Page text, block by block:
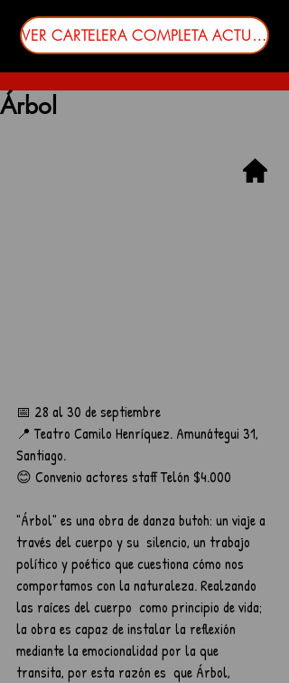
VER CARTELERA COMPLETA ACTUALIZADA
Árbol
📅 28 al 30 de septiembre
📍 Teatro Camilo Henríquez. Amunátegui 31,
Santiago.
"Árbol" es una obra de danza butoh: un viaje a
través del cuerpo y su  silencio, un trabajo
político y poético que cuestiona cómo nos
comportamos con la naturaleza. Realzando
las raíces del cuerpo  como principio de vida;
la obra es capaz de instalar la reflexión
mediante la emocionalidad por la que
transita, por esta razón es  que Árbol,